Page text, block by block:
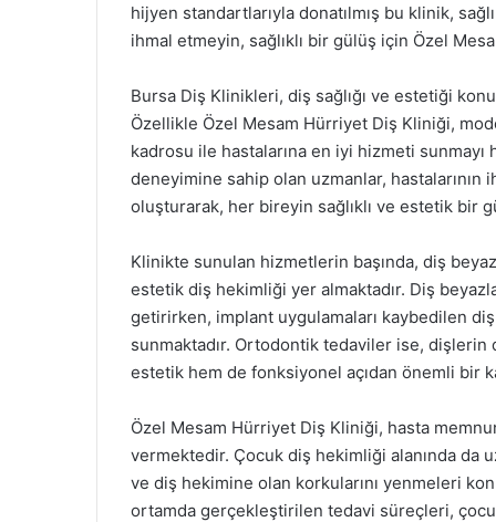
hijyen standartlarıyla donatılmış bu klinik,
ihmal etmeyin, sağlıklı bir gülüş için Özel
Bursa Diş Klinikleri, diş sağlığı ve estetiği
Özellikle Özel Mesam Hürriyet Diş Kliniği,
kadrosu ile hastalarına en iyi hizmeti
deneyimine sahip olan uzmanlar,
oluşturarak, her bireyin sağlıklı ve estetik bir
Klinikte sunulan hizmetlerin başında, diş
estetik diş hekimliği yer almaktadır. Diş
getirirken, implant uygulamaları kaybedilen
sunmaktadır. Ortodontik tedaviler ise, dişlerin
estetik hem de fonksiyonel açıdan önemli bir
Özel Mesam Hürriyet Diş Kliniği, hasta
vermektedir. Çocuk diş hekimliği alanında da
ve diş hekimine olan korkularını yenmeleri
ortamda gerçekleştirilen tedavi süreçleri,